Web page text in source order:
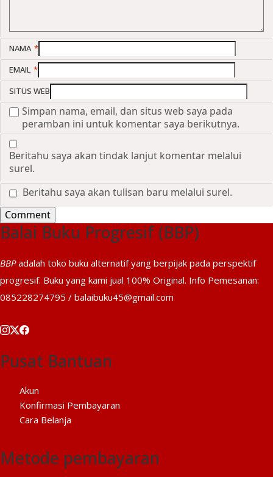
NAMA *
EMAIL *
SITUS WEB
Simpan nama, email, dan situs web saya pada
peramban ini untuk komentar saya berikutnya.
Beritahu saya akan tindak lanjut komentar melalui
surel.
Beritahu saya akan tulisan baru melalui surel.
Balai Buku Progresif (BBP)
BBPadalah toko buku alternatif yang berpijak pada perspektif
progresif. Buku yang kami jual 100% Original. Info Pemesanan:
085228274795 / balaibuku45@gmail.com
Pusat Bantuan
Akun
Konfirmasi Pembayaran
Cara Belanja
Metode pembayaran